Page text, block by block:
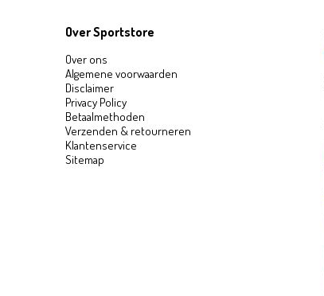
Over Sportstore
Over ons
Algemene voorwaarden
Disclaimer
Privacy Policy
Betaalmethoden
Verzenden & retourneren
Klantenservice
Sitemap